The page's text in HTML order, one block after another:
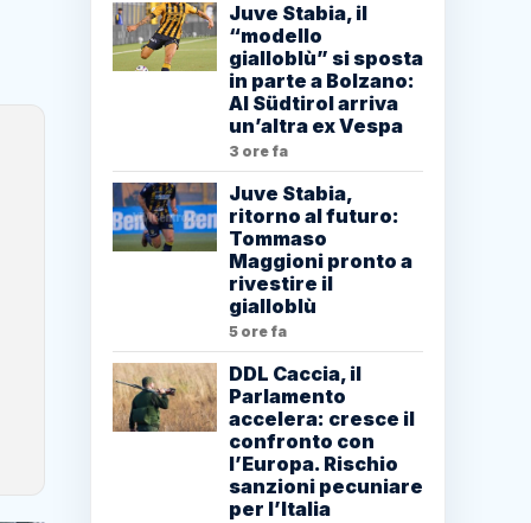
Juve Stabia, il
“modello
gialloblù” si sposta
in parte a Bolzano:
Al Südtirol arriva
un’altra ex Vespa
3 ore fa
Juve Stabia,
ritorno al futuro:
Tommaso
Maggioni pronto a
rivestire il
gialloblù
5 ore fa
DDL Caccia, il
Parlamento
accelera: cresce il
confronto con
l’Europa. Rischio
sanzioni pecuniare
per l’Italia